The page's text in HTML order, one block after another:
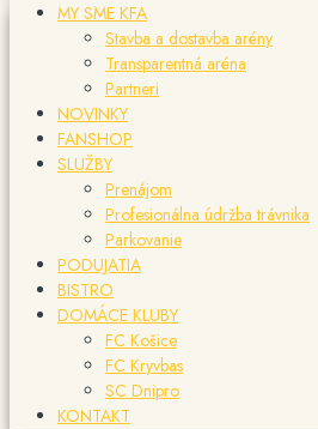
MY SME KFA
Stavba a dostavba arény
Transparentná aréna
Partneri
NOVINKY
FANSHOP
SLUŽBY
Prenájom
Profesionálna údržba trávnika
Parkovanie
PODUJATIA
BISTRO
DOMÁCE KLUBY
FC Košice
FC Kryvbas
SC Dnipro
KONTAKT